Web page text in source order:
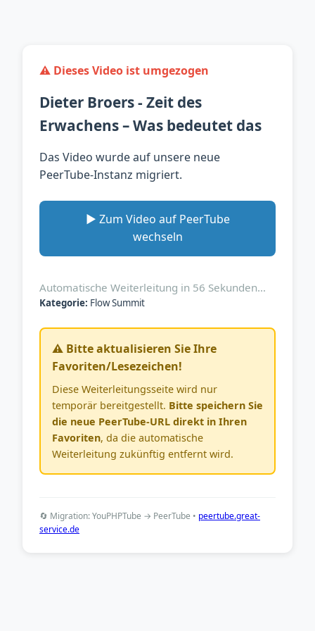
⚠️ Dieses Video ist umgezogen
Dieter Broers - Zeit des
Erwachens – Was bedeutet das
Das Video wurde auf unsere neue
PeerTube-Instanz migriert.
▶️ Zum Video auf PeerTube
wechseln
Automatische Weiterleitung in 56 Sekunden…
Kategorie: Flow Summit
⚠️ Bitte aktualisieren Sie Ihre
Favoriten/Lesezeichen!
Diese Weiterleitungsseite wird nur
temporär bereitgestellt. Bitte speichern Sie
die neue PeerTube-URL direkt in Ihren
Favoriten, da die automatische
Weiterleitung zukünftig entfernt wird.
🔄 Migration: YouPHPTube → PeerTube • peertube.great-
service.de